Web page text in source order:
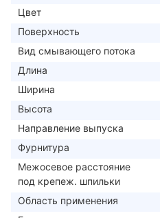
Цвет
Поверхность
Вид смывающего потока
Длина
Ширина
Высота
Направление выпуска
Фурнитура
Межосевое расстояние
под крепеж. шпильки
Область применения